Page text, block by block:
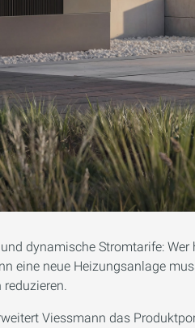
dynamische Stromtarife: Wer
eine neue Heizungsanlage
Viessmann das